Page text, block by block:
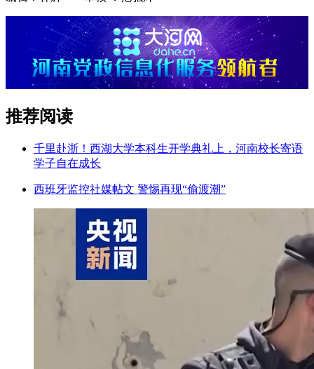
推荐阅读
千里赴浙！西湖大学本科生开学典礼上，河南校长寄语
学子自在成长
西班牙监控社媒帖文 警惕再现“偷渡潮”